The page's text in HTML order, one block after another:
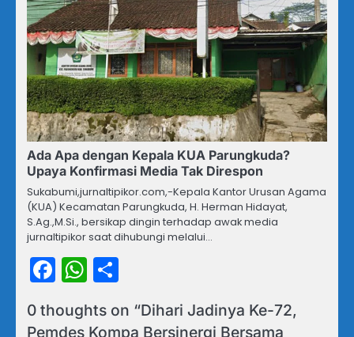
Ada Apa dengan Kepala KUA Parungkuda?
Upaya Konfirmasi Media Tak Direspon
Sukabumi,jurnaltipikor.com,-Kepala Kantor Urusan Agama
(KUA) Kecamatan Parungkuda, H. Herman Hidayat,
S.Ag.,M.Si., bersikap dingin terhadap awak media
jurnaltipikor saat dihubungi melalui…
Facebook
WhatsApp
0 thoughts on “Dihari Jadinya Ke-72,
Pemdes Kompa Bersinergi Bersama